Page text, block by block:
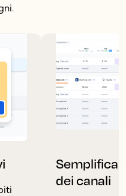
Semplifica
dei canali